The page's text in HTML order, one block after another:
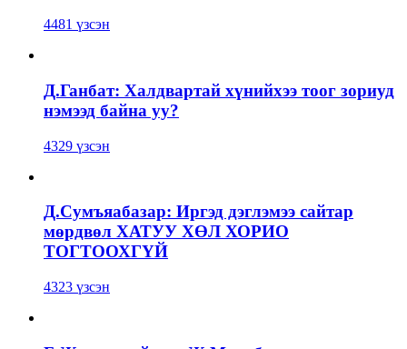
4481 үзсэн
Д.Ганбат: Халдвартай хүнийхээ тоог зориуд
нэмээд байна уу?
4329 үзсэн
Д.Сумъяабазар: Иргэд дэглэмээ сайтар
мөрдвөл ХАТУУ ХӨЛ ХОРИО
ТОГТООХГҮЙ
4323 үзсэн